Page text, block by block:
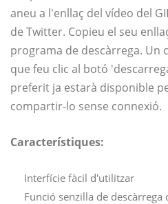
aneu a l'enllaç del vídeo del
de Twitter. Copieu el seu
programa de descàrrega. Un
que feu clic al botó
preferit ja estarà disponible
compartir-lo sense connexió.
Característiques:
Interfície fàcil d'utilitzar
Funció senzilla de